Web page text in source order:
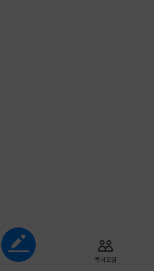
독서모임